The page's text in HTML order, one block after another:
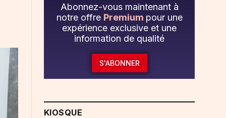
Abonnez-vous maintenant à
notre offre Premium pour une
expérience exclusive et une
information de qualité
S'ABONNER
KIOSQUE